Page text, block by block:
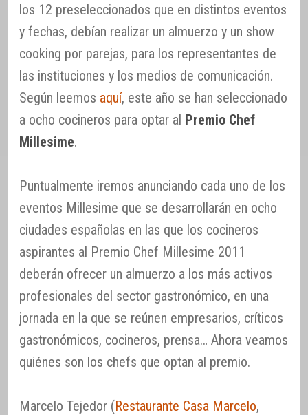
los 12 preseleccionados que en distintos eventos
y fechas, debían realizar un almuerzo y un show
cooking por parejas, para los representantes de
las instituciones y los medios de comunicación.
Según leemos aquí, este año se han seleccionado
a ocho cocineros para optar al Premio Chef
Millesime.
Puntualmente iremos anunciando cada uno de los
eventos Millesime que se desarrollarán en ocho
ciudades españolas en las que los cocineros
aspirantes al Premio Chef Millesime 2011
deberán ofrecer un almuerzo a los más activos
profesionales del sector gastronómico, en una
jornada en la que se reúnen empresarios, críticos
gastronómicos, cocineros, prensa… Ahora veamos
quiénes son los chefs que optan al premio.
Marcelo Tejedor (Restaurante Casa Marcelo,